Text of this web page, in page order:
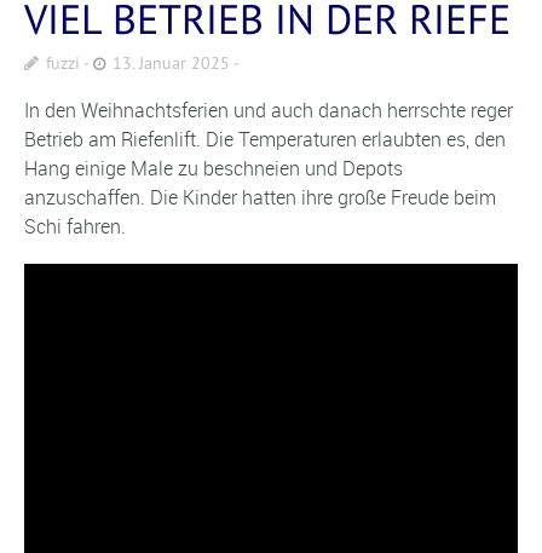
VIEL BETRIEB IN DER RIEFE
fuzzi 13. Januar 2025
In den Weihnachtsferien und auch danach herrschte reger
Betrieb am Riefenlift. Die Temperaturen erlaubten es, den
Hang einige Male zu beschneien und Depots
anzuschaffen. Die Kinder hatten ihre große Freude beim
Schi fahren.